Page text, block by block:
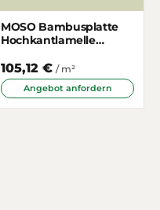
MOSO Bambusplatte
Hochkantlamelle
schichtig
105,12 € / m²
Angebot anfordern